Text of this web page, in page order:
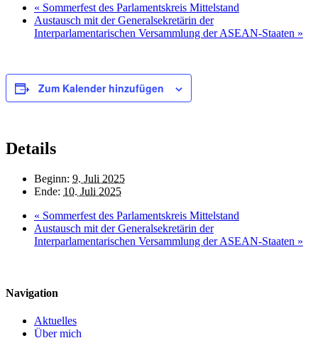
« Sommerfest des Parlamentskreis Mittelstand
Austausch mit der Generalsekretärin der
Interparlamentarischen Versammlung der ASEAN-Staaten »
Zum Kalender hinzufügen
Details
Beginn: 9. Juli 2025
Ende: 10. Juli 2025
« Sommerfest des Parlamentskreis Mittelstand
Austausch mit der Generalsekretärin der
Interparlamentarischen Versammlung der ASEAN-Staaten »
Navigation
Aktuelles
Über mich